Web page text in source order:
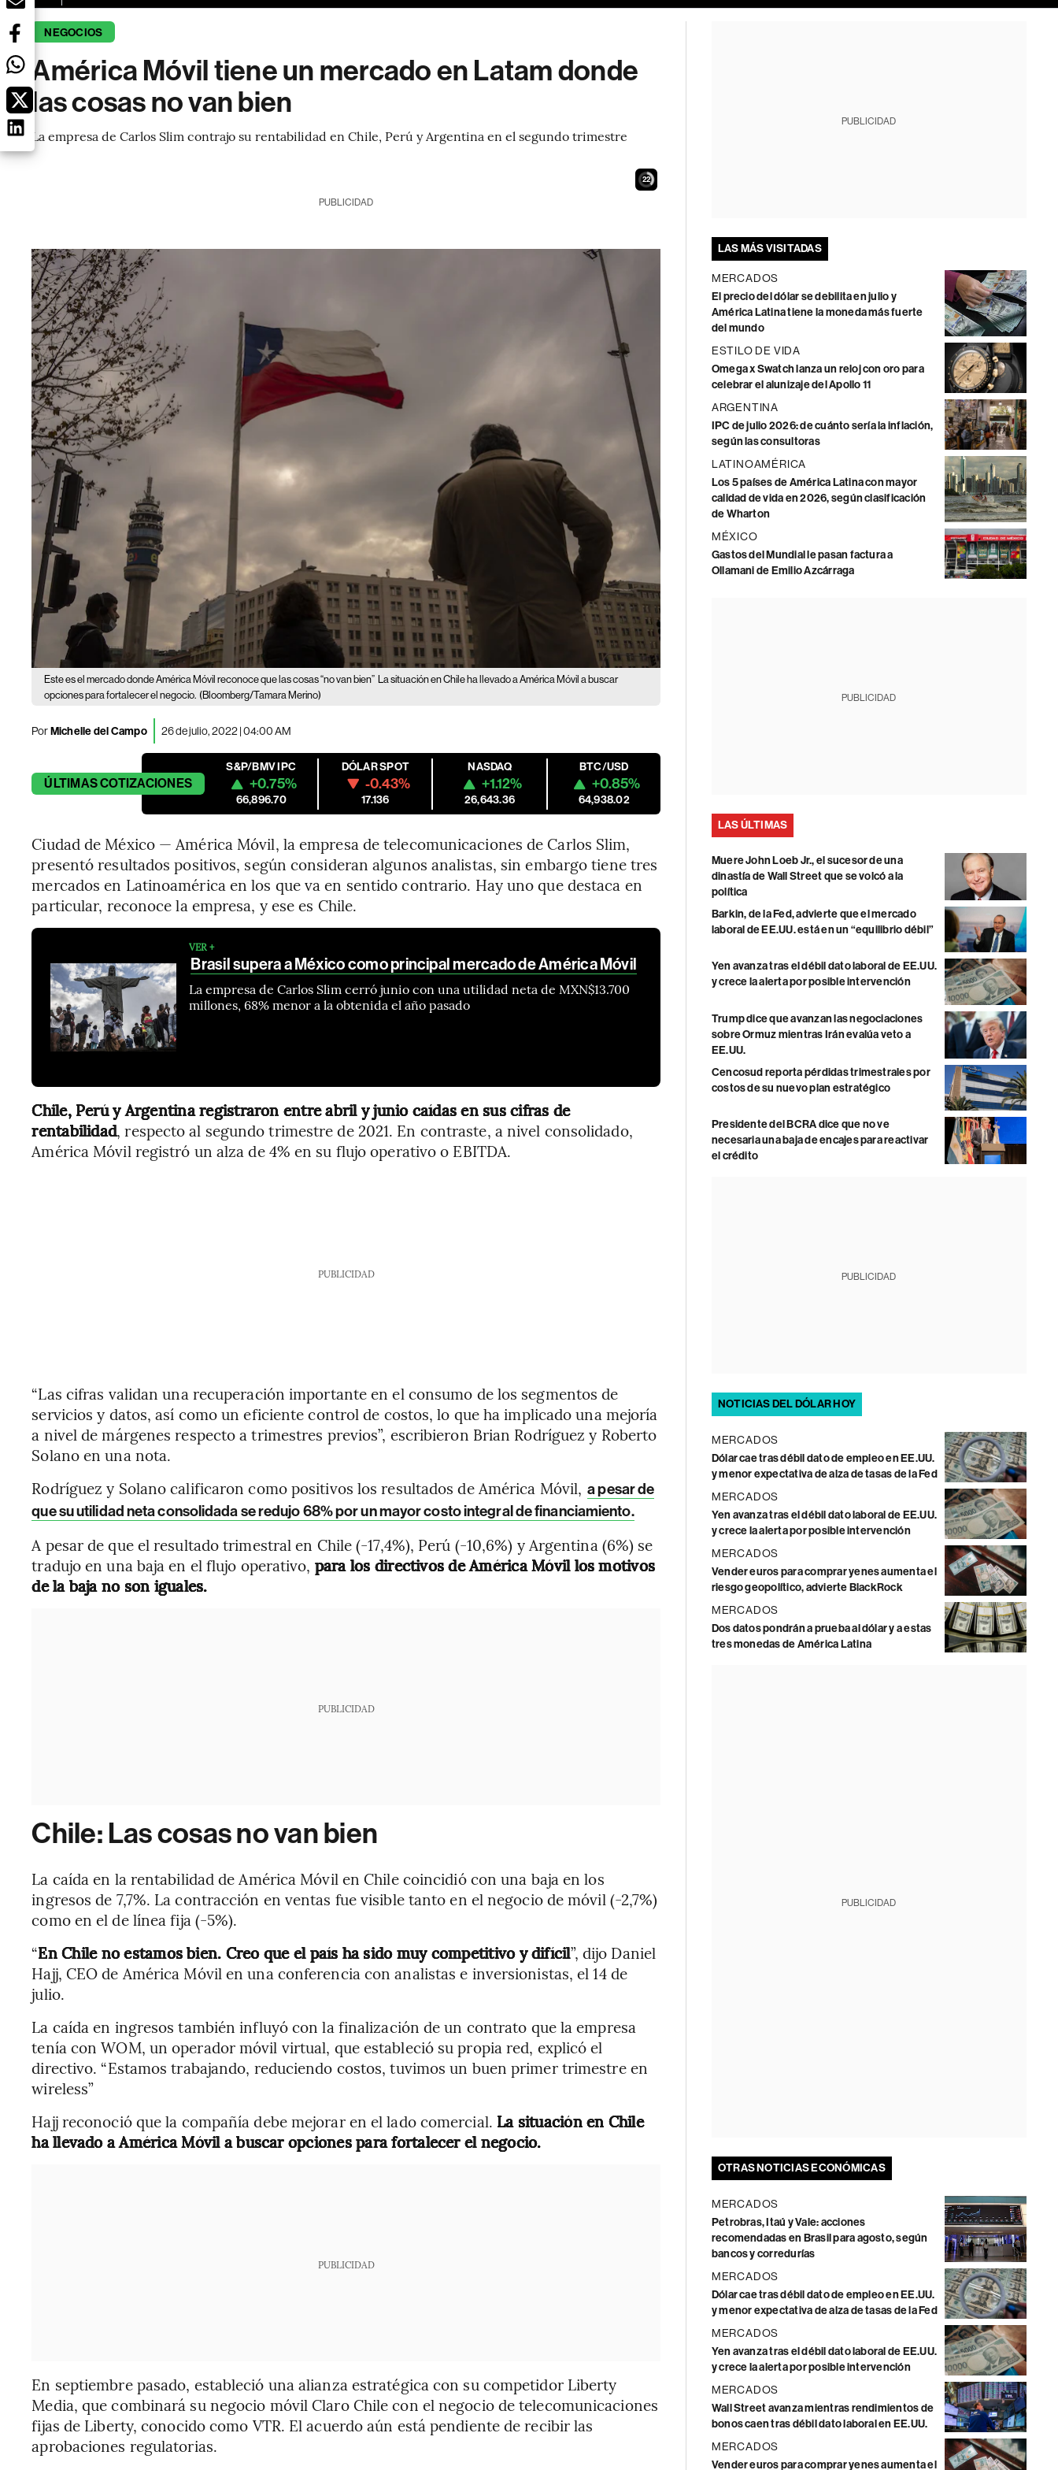
NEGOCIOS
América Móvil tiene un mercado en Latam donde
las cosas no van bien
La empresa de Carlos Slim contrajo su rentabilidad en Chile, Perú y Argentina en el segundo trimestre
21
PUBLICIDAD
Este es el mercado donde América Móvil reconoce que las cosas “no van bien” La situación en Chile ha llevado a América Móvil a buscar
opciones para fortalecer el negocio. (Bloomberg/Tamara Merino)
PorMichelle del Campo 26 de julio, 2022 | 04:00 AM
ÚLTIMASCOTIZACIONES
S&P/BMV IPC
+0.75%
66,896.70
DÓLAR SPOT
-0.43%
17.136
NASDAQ
+1.12%
26,643.36
BTC/USD
+0.85%
64,938.02
Ciudad de México — América Móvil, la empresa de telecomunicaciones de Carlos Slim,
presentó resultados positivos, según consideran algunos analistas, sin embargo tiene tres
mercados en Latinoamérica en los que va en sentido contrario. Hay uno que destaca en
particular, reconoce la empresa, y ese es Chile.
VER +
Brasil supera a México como principal mercado de América Móvil
La empresa de Carlos Slim cerró junio con una utilidad neta de MXN$13.700
millones, 68% menor a la obtenida el año pasado
Chile, Perú y Argentina registraron entre abril y junio caídas en sus cifras de
rentabilidad, respecto al segundo trimestre de 2021. En contraste, a nivel consolidado,
América Móvil registró un alza de 4% en su flujo operativo o EBITDA.
PUBLICIDAD
“Las cifras validan una recuperación importante en el consumo de los segmentos de
servicios y datos, así como un eficiente control de costos, lo que ha implicado una mejoría
a nivel de márgenes respecto a trimestres previos”, escribieron Brian Rodríguez y Roberto
Solano en una nota.
Rodríguez y Solano calificaron como positivos los resultados de América Móvil, a pesar de
que su utilidad neta consolidada se redujo 68% por un mayor costo integral de financiamiento.
A pesar de que el resultado trimestral en Chile (-17,4%), Perú (-10,6%) y Argentina (6%) se
tradujo en una baja en el flujo operativo, para los directivos de América Móvil los motivos
de la baja no son iguales.
PUBLICIDAD
Chile: Las cosas no van bien
La caída en la rentabilidad de América Móvil en Chile coincidió con una baja en los
ingresos de 7,7%. La contracción en ventas fue visible tanto en el negocio de móvil (-2,7%)
como en el de línea fija (-5%).
“En Chile no estamos bien. Creo que el país ha sido muy competitivo y difícil”, dijo Daniel
Hajj, CEO de América Móvil en una conferencia con analistas e inversionistas, el 14 de
julio.
La caída en ingresos también influyó con la finalización de un contrato que la empresa
tenía con WOM, un operador móvil virtual, que estableció su propia red, explicó el
directivo. “Estamos trabajando, reduciendo costos, tuvimos un buen primer trimestre en
wireless”
Hajj reconoció que la compañía debe mejorar en el lado comercial. La situación en Chile
ha llevado a América Móvil a buscar opciones para fortalecer el negocio.
PUBLICIDAD
En septiembre pasado, estableció una alianza estratégica con su competidor Liberty
Media, que combinará su negocio móvil Claro Chile con el negocio de telecomunicaciones
fijas de Liberty, conocido como VTR. El acuerdo aún está pendiente de recibir las
aprobaciones regulatorias.
PUBLICIDAD
LAS MÁS VISITADAS
MERCADOS
El precio del dólar se debilita en julio y
América Latina tiene la moneda más fuerte
del mundo
ESTILO DE VIDA
Omega x Swatch lanza un reloj con oro para
celebrar el alunizaje del Apollo 11
ARGENTINA
IPC de julio 2026: de cuánto sería la inflación,
según las consultoras
LATINOAMÉRICA
Los 5 países de América Latina con mayor
calidad de vida en 2026, según clasificación
de Wharton
MÉXICO
Gastos del Mundial le pasan factura a
Ollamani de Emilio Azcárraga
PUBLICIDAD
LAS ÚLTIMAS
Muere John Loeb Jr., el sucesor de una
dinastía de Wall Street que se volcó a la
política
Barkin, de la Fed, advierte que el mercado
laboral de EE.UU. está en un “equilibrio débil”
Yen avanza tras el débil dato laboral de EE.UU.
y crece la alerta por posible intervención
Trump dice que avanzan las negociaciones
sobre Ormuz mientras Irán evalúa veto a
EE.UU.
Cencosud reporta pérdidas trimestrales por
costos de su nuevo plan estratégico
Presidente del BCRA dice que no ve
necesaria una baja de encajes para reactivar
el crédito
PUBLICIDAD
NOTICIAS DEL DÓLAR HOY
MERCADOS
Dólar cae tras débil dato de empleo en EE.UU.
y menor expectativa de alza de tasas de la Fed
MERCADOS
Yen avanza tras el débil dato laboral de EE.UU.
y crece la alerta por posible intervención
MERCADOS
Vender euros para comprar yenes aumenta el
riesgo geopolítico, advierte BlackRock
MERCADOS
Dos datos pondrán a prueba al dólar y a estas
tres monedas de América Latina
PUBLICIDAD
OTRAS NOTICIAS ECONÓMICAS
MERCADOS
Petrobras, Itaú y Vale: acciones
recomendadas en Brasil para agosto, según
bancos y corredurías
MERCADOS
Dólar cae tras débil dato de empleo en EE.UU.
y menor expectativa de alza de tasas de la Fed
MERCADOS
Yen avanza tras el débil dato laboral de EE.UU.
y crece la alerta por posible intervención
MERCADOS
Wall Street avanza mientras rendimientos de
bonos caen tras débil dato laboral en EE.UU.
MERCADOS
Vender euros para comprar yenes aumenta el